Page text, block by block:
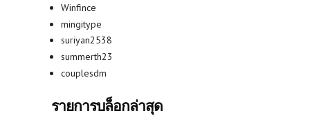
Winfince
mingitype
suriyan2538
summerth23
couplesdm
รายการบล็อกล่าสุด